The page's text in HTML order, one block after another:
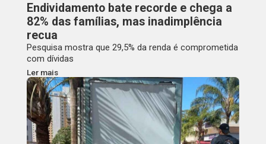
Endividamento bate recorde e chega a
82% das famílias, mas inadimplência
recua
Pesquisa mostra que 29,5% da renda é comprometida
com dívidas
Ler mais